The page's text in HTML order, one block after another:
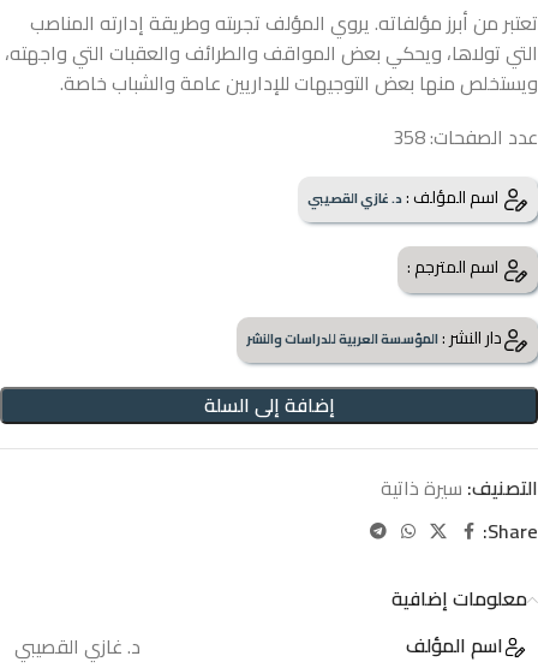
تعتبر من أبرز مؤلفاته. يروي المؤلف تجربته وطريقة إدارته المناصب
التي تولاها، ويحكي بعض المواقف والطرائف والعقبات التي واجهته،
ويستخلص منها بعض التوجيهات للإداريين عامة والشباب خاصة.
عدد الصفحات: 358
اسم المؤلف :د. غازي القصيبي
اسم المترجم :
دار النشر :المؤسسة العربية للدراسات والنشر
إضافة إلى السلة
التصنيف: سيرة ذاتية
Share:
معلومات إضافية
اسم المؤلف
د. غازي القصيبي